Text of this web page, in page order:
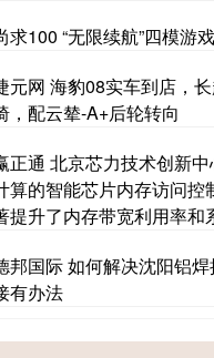
求100 “无限续航”四模游
元网 海豹08实车到店，
，配云辇-A+后轮转向
正通 北京芯力技术创新
算的智能芯片内存访问控
提升了内存带宽利用率和
邦国际 如何解决沈阳铝
有办法